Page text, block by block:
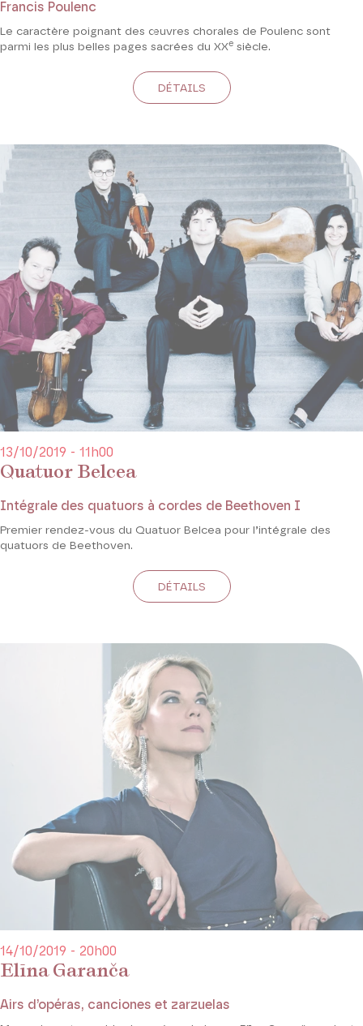
Francis Poulenc
Le caractère poignant des œuvres chorales de Poulenc sont
parmi les plus belles pages sacrées du XXe siècle.
DÉTAILS
Quatuor Belcea
13/10/2019 - 11h00
Intégrale des quatuors à cordes de Beethoven I
Premier rendez-vous du Quatuor Belcea pour l’intégrale des
quatuors de Beethoven.
DÉTAILS
Elīna Garanča
14/10/2019 - 20h00
Airs d’opéras, canciones et zarzuelas